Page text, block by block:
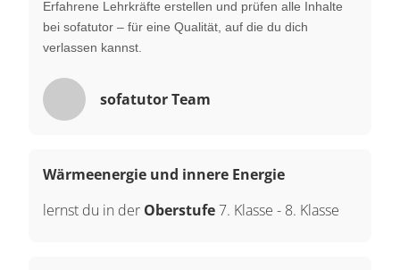
Erfahrene Lehrkräfte erstellen und prüfen alle Inhalte
bei sofatutor – für eine Qualität, auf die du dich
verlassen kannst.
sofatutor Team
Wärmeenergie und innere Energie
lernst du in der Oberstufe7. Klasse - 8. Klasse